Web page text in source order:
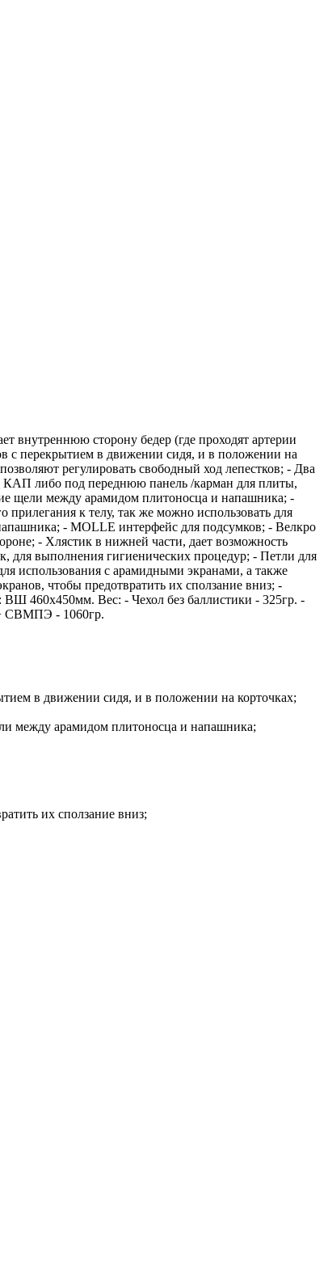
внутреннюю сторону бедер (где проходят артерии
с перекрытием в движении сидя, и в положении на
регулировать свободный ход лепестков; - Два
КАП либо под переднюю панель /карман для плиты,
щели между арамидом плитоносца и напашника; -
прилегания к телу, так же можно использовать для
- MOLLE интерфейс для подсумков; - Велкро
- Хлястик в нижней части, дает возможность
для выполнения гигиенических процедур; - Петли для
использования с арамидными экранами, а также
чтобы предотвратить их сползание вниз; -
460х450мм. Вес: - Чехол без баллистики - 325гр. -
СВМПЭ - 1060гр.
в движении сидя, и в положении на корточках;
между арамидом плитоносца и напашника;
их сползание вниз;